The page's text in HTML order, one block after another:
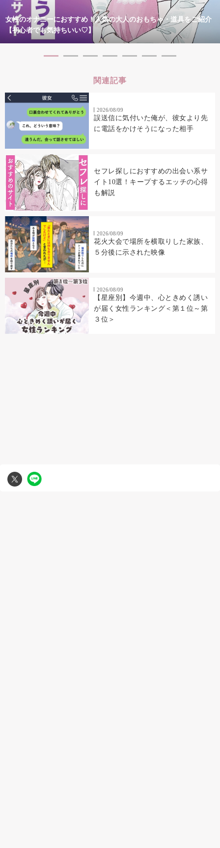
女性のオナニーにおすすめ！人気の大人のおもちゃ・道具をご紹介
【初心者でも気持ちいい♡】
関連記事
2026/08/09
誤送信に気付いた俺が、彼女より先
に電話をかけそうになった相手
セフレ探しにおすすめの出会い系サ
イト10選！キープするエッチの心得
も解説
2026/08/09
花火大会で場所を横取りした家族、
５分後に示された映像
2026/08/09
【星座別】今週中、心ときめく誘い
が届く女性ランキング＜第１位～第
３位＞